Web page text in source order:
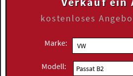
kostenloses
Marke:
Modell: